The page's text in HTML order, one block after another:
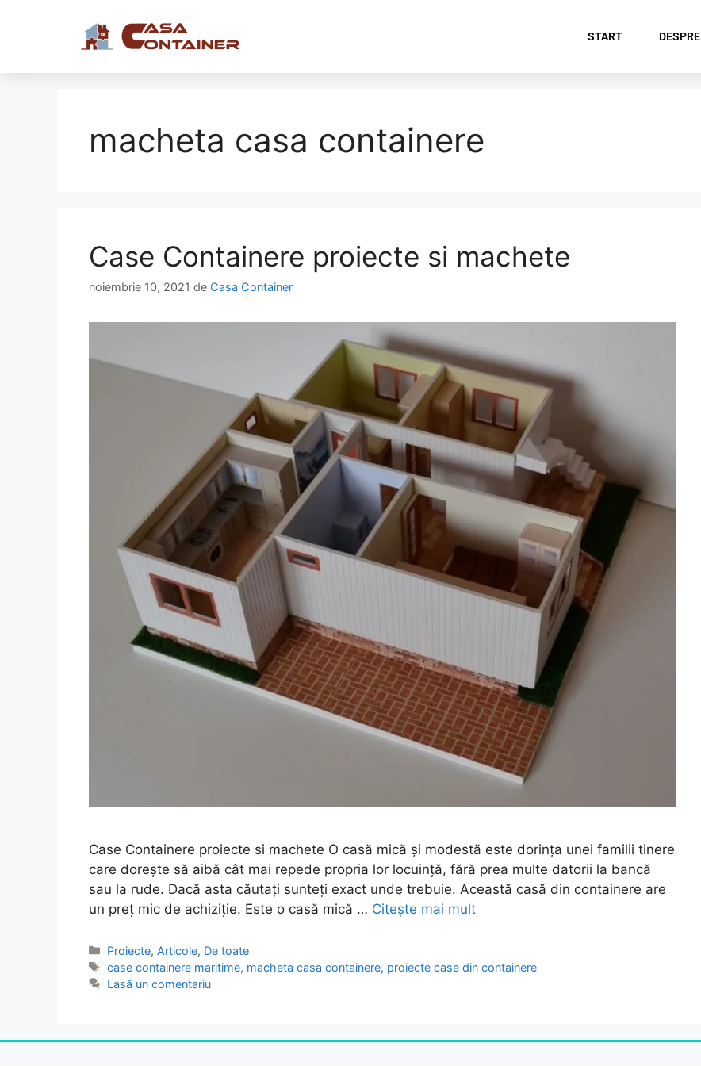
START DESPRE
macheta casa containere
Case Containere proiecte si machete
noiembrie 10, 2021 de Casa Container
Case Containere proiecte si machete O casă mică și modestă este dorința unei familii tinere
care dorește să aibă cât mai repede propria lor locuință, fără prea multe datorii la bancă
sau la rude. Dacă asta căutați sunteți exact unde trebuie. Această casă din containere are
un preț mic de achiziție. Este o casă mică … Citește mai mult
Proiecte, Articole, De toate
case containere maritime, macheta casa containere, proiecte case din containere
Lasă un comentariu